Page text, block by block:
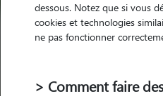
dessous. Notez que si vous
cookies et technologies
ne pas fonctionner
> Comment faire